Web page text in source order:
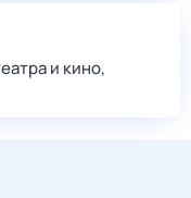
и кино,